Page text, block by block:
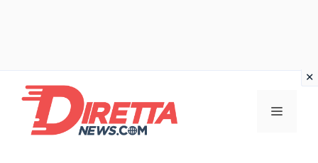
contenuto
Menu